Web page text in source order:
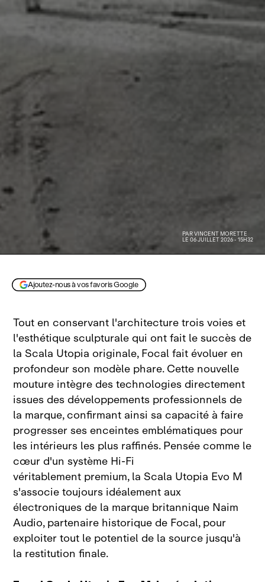
PARVINCENT MORETTE
LE 06 JUILLET 2026 - 15H32
Ajoutez-nous à vos favoris Google
Tout en conservant l'architecture trois voies et
l'esthétique sculpturale qui ont fait le succès de
la Scala Utopia originale, Focal fait évoluer en
profondeur son modèle phare. Cette nouvelle
mouture intègre des technologies directement
issues des développements professionnels de
la marque, confirmant ainsi sa capacité à faire
progresser ses enceintes emblématiques pour
les intérieurs les plus raffinés. Pensée comme le
cœur d'un système Hi‑Fi
véritablement premium, la Scala Utopia Evo M
s'associe toujours idéalement aux
électroniques de la marque britannique Naim
Audio, partenaire historique de Focal, pour
exploiter tout le potentiel de la source jusqu'à
la restitution finale.